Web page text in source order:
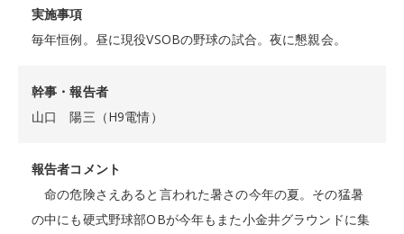
実施事項
毎年恒例。昼に現役VSOBの野球の試合。夜に懇親会。
幹事・報告者
山口 陽三（H9電情）
報告者コメント
命の危険さえあると言われた暑さの今年の夏。その猛暑
の中にも硬式野球部OBが今年もまた小金井グラウンドに集